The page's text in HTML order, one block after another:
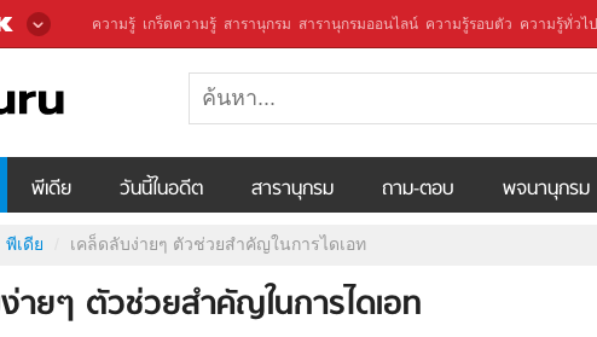
ความรู้ เกร็ดความรู้ สารานุกรม สารานุกรมออนไลน์ ความรู้รอบตัว ความรู้ทั่วไป
พีเดีย วันนี้ในอดีต สารานุกรม ถาม-ตอบ พจนานุกรม
พีเดีย เคล็ดลับง่ายๆ ตัวช่วยสำคัญในการไดเอท
ายๆ ตัวช่วยสำคัญในการไดเอท